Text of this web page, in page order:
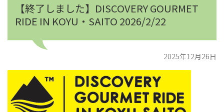
【終了しました】DISCOVERY GOURMET
RIDE IN KOYU・SAITO 2026/2/22
2025年12月26日